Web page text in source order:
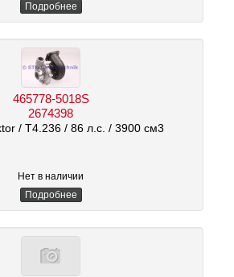
Подробнее
465778-5018S
2674398
/ T4.236 / 86 л.с. / 3900 см3
Нет в наличии
Подробнее